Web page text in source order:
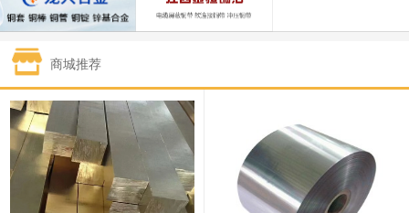
1#白银 15,170—15,180 15,175 615
钯金
1#钴 331,000—351,000
1#锑 88,000—94,000 91,000
2#锑 84,000—90,000 87,000 0
商城推荐